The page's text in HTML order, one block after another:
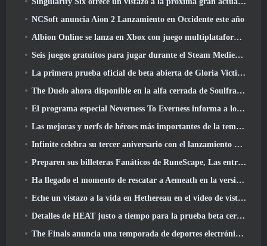
NCSoft anuncia Aion 2 Lanzamiento en Occidente este año
Albion Online se lanza en Xbox con juego multiplataforma completo
Seis juegos gratuitos para jugar durante el Steam Medieval Fest
La primera prueba oficial de beta abierta de Gloria Victis comienza hoy
The Duelo ahora disponible en la alfa cerrada de Soulframe
El programa especial Neverness To Everness informa a los jugadores qué esperar en los lanzamientos
Las mejoras y nerfs de héroes más importantes de la temporada 7.5
Infinite celebra su tercer aniversario con el lanzamiento de Lunaria SS12 hoy
Preparen sus billeteras Fanáticos de RuneScape, Las entradas para RuneFest están a punto de salir a la venta
Ha llegado el momento de rescatar a Aemeath en la versión de Wuthering Waves 3.3 Actualizar
Eche un vistazo a la vida en Hethereau en el video de vista previa del juego de lanzamiento de Neverness To Everness
Detalles de HEAT justo a tiempo para la prueba beta cerrada
The Finals anuncia una temporada de deportes electrónicos de 200.000 dólares